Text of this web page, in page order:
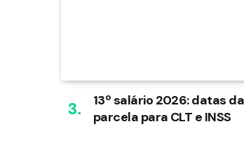
13º salário 2026: datas da
parcela para CLT e INSS